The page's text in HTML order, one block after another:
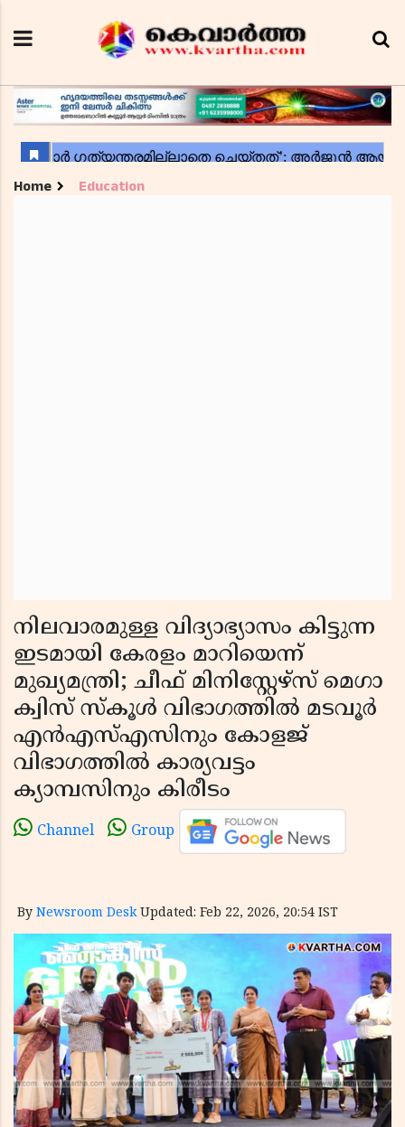
Home Education
നിലവാരമുള്ള വിദ്യാഭ്യാസം കിട്ടുന്ന
ഇടമായി കേരളം മാറിയെന്ന്
മുഖ്യമന്ത്രി; ചീഫ് മിനിസ്റ്റേഴ്സ് മെഗാ
ക്വിസ് സ്കൂൾ വിഭാഗത്തിൽ മടവൂർ
എൻഎസ്എസിനും കോളജ്
വിഭാഗത്തിൽ കാര്യവട്ടം
ക്യാമ്പസിനും കിരീടം
Channel Group
By Newsroom Desk Updated: Feb 22, 2026, 20:54 IST